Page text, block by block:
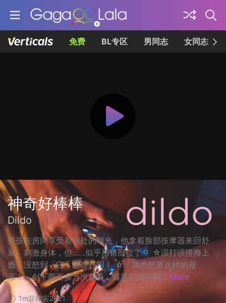
免费 BL专区 男同志 女同志
神奇好棒棒
Dildo
男孩在房间享受着独处的时光，他拿着脸部按摩器来回舒
展、刺激身体，但……似乎用错部位了？ ☆误打误撞撸上
瘾，没想到「它」这麽好用！ ☆「我也想要这样的母
亲！」创下两百多万次观看，爆笑剧情引网... More
1m菲律宾2021